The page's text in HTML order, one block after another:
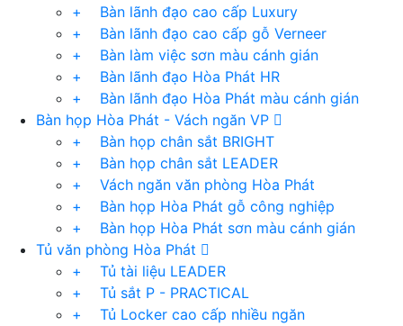
+ Bàn lãnh đạo cao cấp Luxury
+ Bàn lãnh đạo cao cấp gỗ Verneer
+ Bàn làm việc sơn màu cánh gián
+ Bàn lãnh đạo Hòa Phát HR
+ Bàn lãnh đạo Hòa Phát màu cánh gián
Bàn họp Hòa Phát - Vách ngăn VP
+ Bàn họp chân sắt BRIGHT
+ Bàn họp chân sắt LEADER
+ Vách ngăn văn phòng Hòa Phát
+ Bàn họp Hòa Phát gỗ công nghiệp
+ Bàn họp Hòa Phát sơn màu cánh gián
Tủ văn phòng Hòa Phát
+ Tủ tài liệu LEADER
+ Tủ sắt P - PRACTICAL
+ Tủ Locker cao cấp nhiều ngăn